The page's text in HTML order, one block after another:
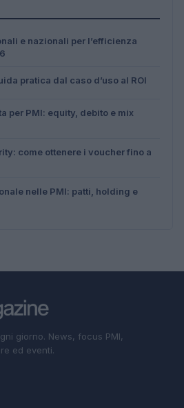
e nazionali per l’efficienza
pratica dal caso d’uso al ROI
per PMI: equity, debito e mix
come ottenere i voucher fino a
nelle PMI: patti, holding e
giorno. News, focus PMI,
ed eventi.